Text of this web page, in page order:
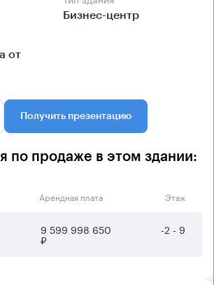
Бизнес-центр
от
Получить презентацию
по продаже в этом здании:
Арендная плата Этаж
9 599 998 650
₽
-2 - 9